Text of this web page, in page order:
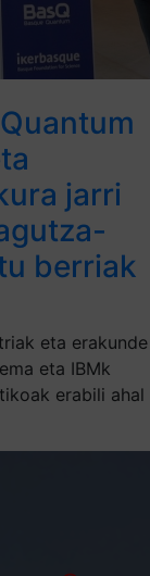
jarri
berriak
eta erakunde
eta IBMk
erabili ahal